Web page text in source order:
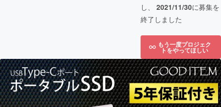
し、 2021/11/30に募集を
終了しました
もう一度プロジェク
トをやってほしい